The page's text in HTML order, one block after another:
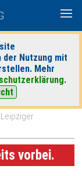
Nutzung mit
Mehr
.
| Detaillierte Suche
Leipziger
vorbei.